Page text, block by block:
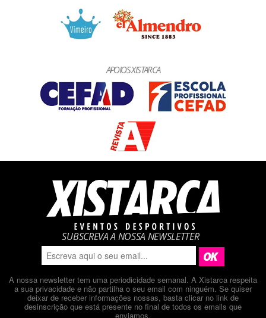
APOIOS XISTARCA
SUBSCREVA A NOSSA NEWSLETTER
A nossa newsletter tem uma periodicidade semanal. A Xistarca respeita
a sua privacidade e não partilha o seu email com ninguém. Se quiser
deixar de receber informações nossas, basta clicar no link de
desinscrição que está presente no final de todos os emails que
enviamos.